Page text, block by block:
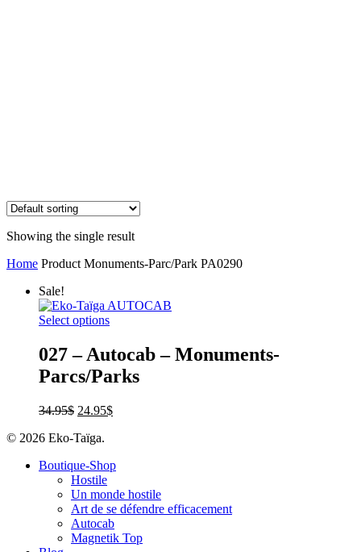
Showing the single result
Home Product Monuments-Parc/Park PA0290
Sale!
Select options
027 – Autocab – Monuments-
Parcs/Parks
34.95$ 24.95$
© 2026 Eko-Taïga.
Boutique-Shop
Hostile
Un monde hostile
Art de se défendre efficacement
Autocab
Magnetik Top